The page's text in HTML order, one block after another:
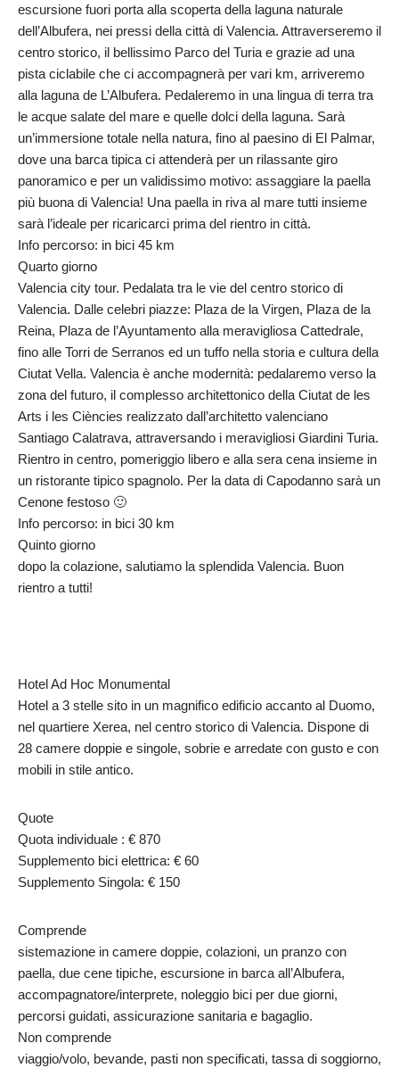
escursione fuori porta alla scoperta della laguna naturale
dell’Albufera, nei pressi della città di Valencia. Attraverseremo il
centro storico, il bellissimo Parco del Turia e grazie ad una
pista ciclabile che ci accompagnerà per vari km, arriveremo
alla laguna de L’Albufera. Pedaleremo in una lingua di terra tra
le acque salate del mare e quelle dolci della laguna. Sarà
un’immersione totale nella natura, fino al paesino di El Palmar,
dove una barca tipica ci attenderà per un rilassante giro
panoramico e per un validissimo motivo: assaggiare la paella
più buona di Valencia! Una paella in riva al mare tutti insieme
sarà l’ideale per ricaricarci prima del rientro in città.
Info percorso: in bici 45 km
Quarto giorno
Valencia city tour. Pedalata tra le vie del centro storico di
Valencia. Dalle celebri piazze: Plaza de la Virgen, Plaza de la
Reina, Plaza de l’Ayuntamento alla meravigliosa Cattedrale,
fino alle Torri de Serranos ed un tuffo nella storia e cultura della
Ciutat Vella. Valencia è anche modernità: pedalaremo verso la
zona del futuro, il complesso architettonico della Ciutat de les
Arts i les Ciències realizzato dall’architetto valenciano
Santiago Calatrava, attraversando i meravigliosi Giardini Turia.
Rientro in centro, pomeriggio libero e alla sera cena insieme in
un ristorante tipico spagnolo. Per la data di Capodanno sarà un
Cenone festoso 🙂
Info percorso: in bici 30 km
Quinto giorno
dopo la colazione, salutiamo la splendida Valencia. Buon
rientro a tutti!
Hotel Ad Hoc Monumental
Hotel a 3 stelle sito in un magnifico edificio accanto al Duomo,
nel quartiere Xerea, nel centro storico di Valencia. Dispone di
28 camere doppie e singole, sobrie e arredate con gusto e con
mobili in stile antico.
Quote
Quota individuale : € 870
Supplemento bici elettrica: € 60
Supplemento Singola: € 150
Comprende
sistemazione in camere doppie, colazioni, un pranzo con
paella, due cene tipiche, escursione in barca all’Albufera,
accompagnatore/interprete, noleggio bici per due giorni,
percorsi guidati, assicurazione sanitaria e bagaglio.
Non comprende
viaggio/volo, bevande, pasti non specificati, tassa di soggiorno,